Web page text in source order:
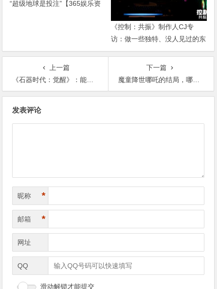
“超级地球是投注”【365娱乐资
《控制：共振》制作人CJ专
访：做一些独特、没人见过的东
西【365娱乐资讯网】
上一篇
《石器时代：觉醒》：能帮玩家找回青春的回忆吗？【365娱乐资讯网】
下一篇
魔童降世哪吒的结局，哪吒最后死了吗？【365娱乐资讯网】
发表评论
昵称 *
邮箱 *
网址
QQ
滑动解锁才能提交